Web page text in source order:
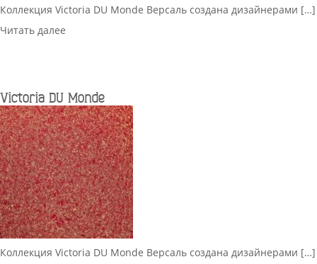
Коллекция Victoria DU Monde Версаль создана дизайнерами […]
Читать далее
Victoria DU Monde
Коллекция Victoria DU Monde Версаль создана дизайнерами […]